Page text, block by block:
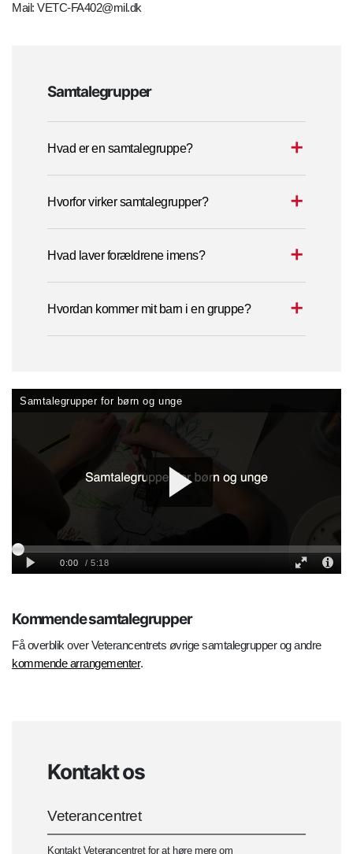
Mail: VETC-FA402@mil.dk
Samtalegrupper
Hvad er en samtalegruppe?
Hvorfor virker samtalegrupper?
Hvad laver forældrene imens?
Hvordan kommer mit barn i en gruppe?
Kommende samtalegrupper
Få overblik over Veterancentrets øvrige samtalegrupper og andre
kommende arrangementer.
Kontakt os
Veterancentret
Kontakt Veterancentret for at høre mere om